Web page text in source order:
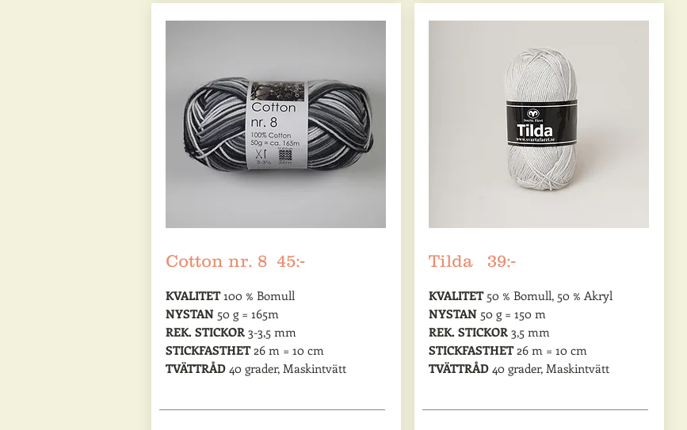
Cotton nr. 8 45:-
KVALITET100 % Bomull
NYSTAN50 g = 165m
REK. STICKOR 3-3,5 mm
STICKFASTHET26 m = 10 cm
TVÄTTRÅD40 grader, Maskintvätt
Tilda 39:-
KVALITET 50 % Bomull, 50 % Akryl
NYSTAN 50 g = 150 m
REK. STICKOR3,5 mm
STICKFASTHET26 m = 10 cm
TVÄTTRÅD 40 grader, Maskintvätt